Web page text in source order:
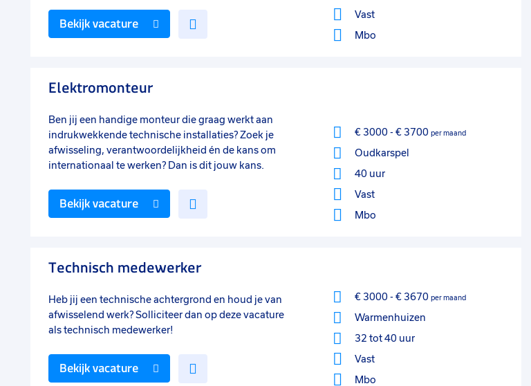
Vast
Mbo
Bekijk vacature
Elektromonteur
Ben jij een handige monteur die graag werkt aan
indrukwekkende technische installaties? Zoek je
afwisseling, verantwoordelijkheid én de kans om
internationaal te werken? Dan is dit jouw kans.
€ 3000- € 3700 per maand
Oudkarspel
40 uur
Vast
Mbo
Bekijk vacature
Technisch medewerker
Heb jij een technische achtergrond en houd je van
afwisselend werk? Solliciteer dan op deze vacature
als technisch medewerker!
€ 3000- € 3670 per maand
Warmenhuizen
32 tot 40 uur
Vast
Mbo
Bekijk vacature